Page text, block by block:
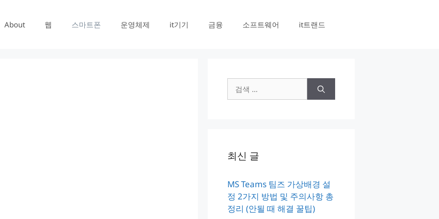
About 웹 스마트폰 운영체제 it기기 금융 소프트웨어 it트랜드
색:
최신 글
MS Teams 팀즈 가상배경 설
정 2가지 방법 및 주의사항 총
정리 (안될 때 해결 꿀팁)